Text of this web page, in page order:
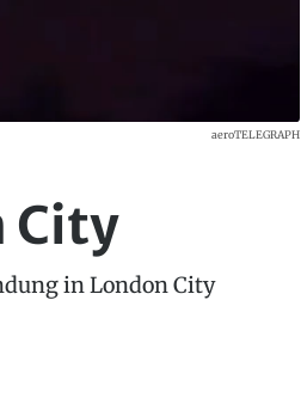
aeroTELEGRAPH
City
in London City